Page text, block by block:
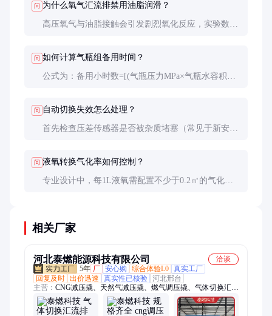
性能。
问 为什么氧气汇流排禁用油脂润滑？
高压氧气与油脂接触会引发剧烈氧化反应，实验数据
问 如何计算气瓶组备用时间？
公式为：备用小时数=[(气瓶压力MPa×气瓶水容积L)×
问 自动切换失效怎么处理？
首先检查压差传感器是否被杂质堵塞（常见于新安装
可解决90%故障。
问 液氧转换气化率如何控制？
专业设计中，每1L液氧需配置不少于0.2㎡的气化面
相关厂家
河北泰燃能源科技有限公司
洽谈
5年 厂 安心购 综合体验L0 真实工厂
回复及时 出价迅速 真实性已核验 河北邢台
主营： CNG减压撬、天然气减压撬、燃气调压撬、气体切换汇流
排、调压计量撬、燃气调压柜、CNG调压撬、CNG储气瓶组、
LNG卸车臂、CNG卸车臂、CNG鹤管、LNG鹤管、空温式汽化